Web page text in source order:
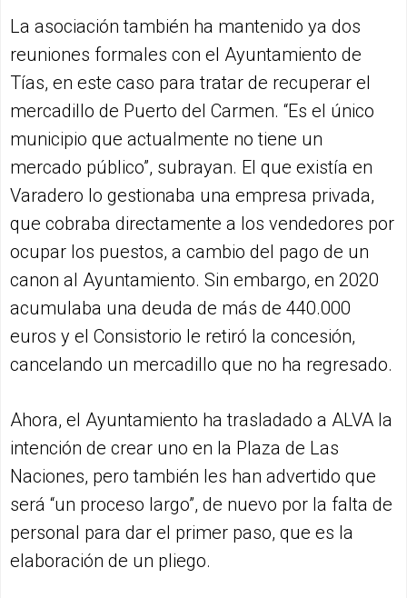
La asociación también ha mantenido ya dos
reuniones formales con el Ayuntamiento de
Tías, en este caso para tratar de recuperar el
mercadillo de Puerto del Carmen. “Es el único
municipio que actualmente no tiene un
mercado público”, subrayan. El que existía en
Varadero lo gestionaba una empresa privada,
que cobraba directamente a los vendedores por
ocupar los puestos, a cambio del pago de un
canon al Ayuntamiento. Sin embargo, en 2020
acumulaba una deuda de más de 440.000
euros y el Consistorio le retiró la concesión,
cancelando un mercadillo que no ha regresado.
Ahora, el Ayuntamiento ha trasladado a ALVA la
intención de crear uno en la Plaza de Las
Naciones, pero también les han advertido que
será “un proceso largo”, de nuevo por la falta de
personal para dar el primer paso, que es la
elaboración de un pliego.